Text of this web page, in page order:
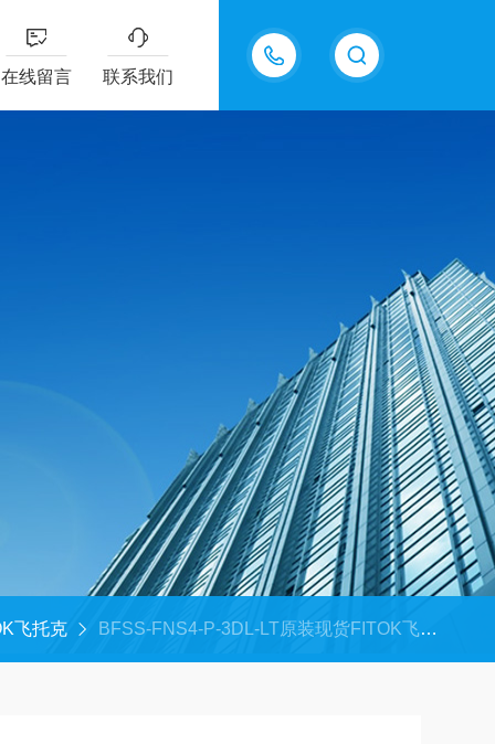
15815550998
在线留言 联系我们
飞托克 BFSS-FNS4-P-3DL-LT原装现货FITOK飞托克耳轴式球阀